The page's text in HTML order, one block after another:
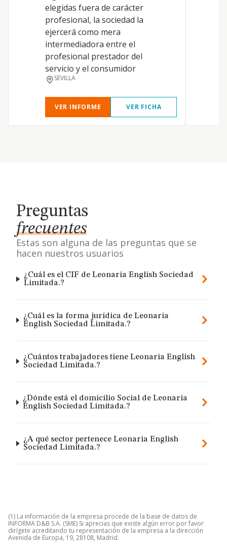
elegidas fuera de carácter
profesional, la sociedad la
ejercerá como mera
intermediadora entre el
profesional prestador del
servicio y el consumidor
SEVILLA
VER INFORME VER FICHA
Preguntas
frecuentes
Estas son alguna de las preguntas que se
hacen nuestros usuarios
¿Cuál es el CIF de Leonaria English Sociedad
Limitada.?
¿Cuál es la forma jurídica de Leonaria
English Sociedad Limitada.?
¿Cuántos trabajadores tiene Leonaria English
Sociedad Limitada.?
¿Dónde está el domicilio Social de Leonaria
English Sociedad Limitada.?
¿A qué sector pertenece Leonaria English
Sociedad Limitada.?
(1) La información de la empresa procede de la base de datos de
INFORMA D&B S.A. (SME) Si aprecias que existe algún error por favor
dirígete acreditando tu representación de la empresa a la dirección
Avenida de Europa, 19, 28108, Madrid.